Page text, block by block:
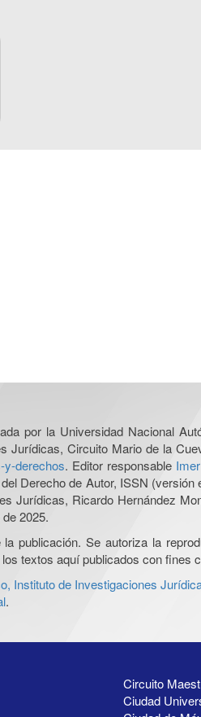
por la Universidad Nacional
Circuito Mario de la
y-derechos. Editor responsable
Derecho de Autor, ISSN
Jurídicas, Ricardo Hernández
2025.
publicación. Se autoriza la
textos aquí publicados con fines
Instituto de Investigaciones
.
Circuito
Ciudad